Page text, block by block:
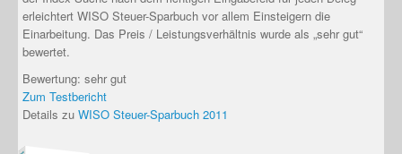
erleichtert WISO Steuer-Sparbuch vor allem Einsteigern die
Einarbeitung. Das Preis / Leistungsverhältnis wurde als „sehr gut“
bewertet.
Bewertung: sehr gut
Zum Testbericht
Details zu WISO Steuer-Sparbuch 2011